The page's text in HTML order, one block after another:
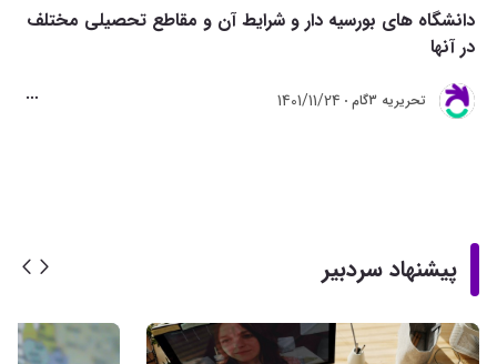
دانشگاه های بورسیه دار و شرایط آن و مقاطع تحصیلی مختلف
در آنها
تحريريه 3گام 1401/11/24
پیشنهاد سردبیر